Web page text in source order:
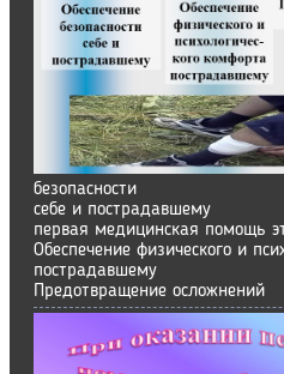
безопасности
себе и пострадавшему
первая медицинская помощь
Обеспечение физического и
пострадавшему
Предотвращение осложнений